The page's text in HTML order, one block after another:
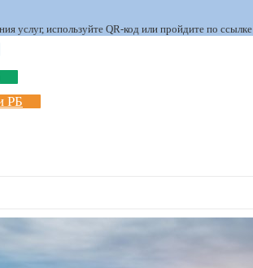
услуг, используйте QR-код или пройдите по ссылке
РБ